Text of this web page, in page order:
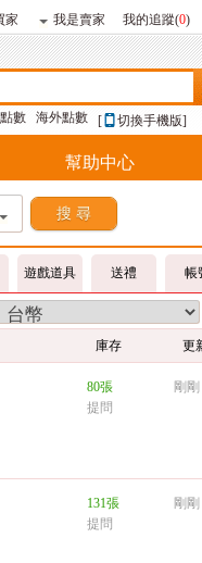
家 我是賣家 我的追蹤(0)
數 海外點數 [ 切換手機版]
幫助中心
遊戲道具 送禮 帳
庫存 更
80張
提問
剛剛
131張
提問
剛剛